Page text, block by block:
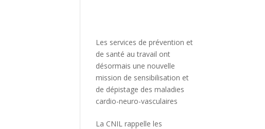
Les services de prévention et
de santé au travail ont
désormais une nouvelle
mission de sensibilisation et
de dépistage des maladies
cardio-neuro-vasculaires
La CNIL rappelle les